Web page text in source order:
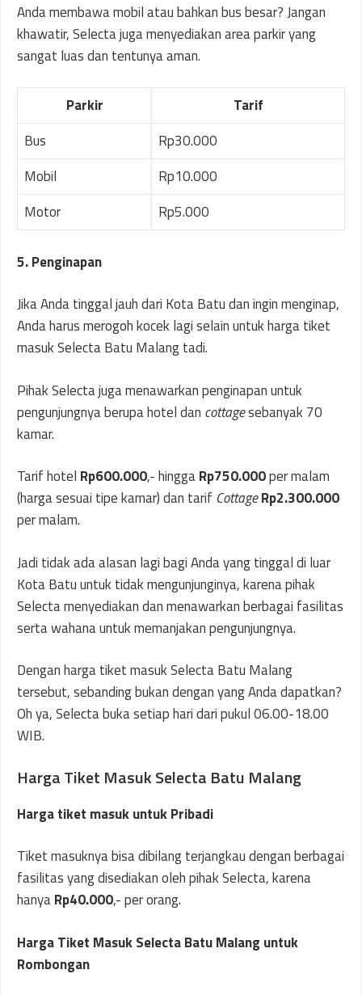
Anda membawa mobil atau bahkan bus besar? Jangan
khawatir, Selecta juga menyediakan area parkir yang
sangat luas dan tentunya aman.
Parkir
Tarif
Bus
Rp30.000
Mobil
Rp10.000
Motor
Rp5.000
5. Penginapan
Jika Anda tinggal jauh dari Kota Batu dan ingin menginap,
Anda harus merogoh kocek lagi selain untuk harga tiket
masuk Selecta Batu Malang tadi.
Pihak Selecta juga menawarkan penginapan untuk
pengunjungnya berupa hotel dan cottagesebanyak 70
kamar.
Tarif hotel Rp600.000,- hinggaRp750.000per malam
(harga sesuai tipe kamar) dan tarif CottageRp2.300.000
per malam.
Jadi tidak ada alasan lagi bagi Anda yang tinggal di luar
Kota Batu untuk tidak mengunjunginya, karena pihak
Selecta menyediakan dan menawarkan berbagai fasilitas
serta wahana untuk memanjakan pengunjungnya.
Dengan harga tiket masuk Selecta Batu Malang
tersebut, sebanding bukan dengan yang Anda dapatkan?
Oh ya, Selecta buka setiap hari dari pukul 06.00-18.00
WIB.
Harga Tiket Masuk Selecta Batu Malang
Harga tiket masuk untuk Pribadi
Tiket masuknya bisa dibilang terjangkau dengan berbagai
fasilitas yang disediakan oleh pihak Selecta, karena
hanyaRp40.000,- per orang.
Harga Tiket Masuk Selecta Batu Malang untuk
Rombongan